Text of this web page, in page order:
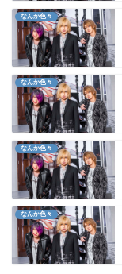
なんか色々
なんか色々
なんか色々
なんか色々